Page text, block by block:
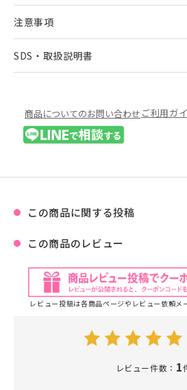
注意事項
SDS・取扱説明書
商品についてのお問い合わせ ご利用ガ
この商品に関する投稿
この商品のレビュー
レビュー投稿は各商品ページやレビュー依頼メ
レビュー件数： 1